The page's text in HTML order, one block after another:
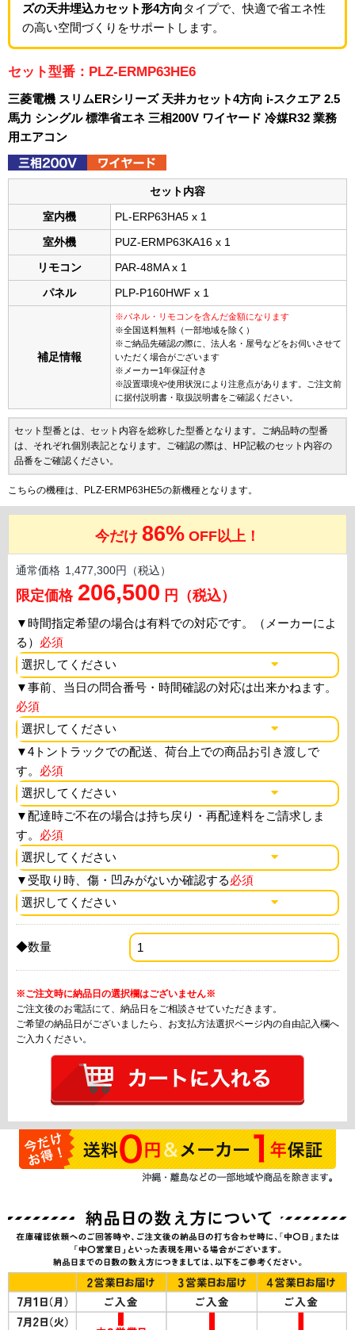
ズの天井埋込カセット形4方向タイプで、快適で省エネ性
の高い空間づくりをサポートします。
セット型番：PLZ-ERMP63HE6
三菱電機 スリムERシリーズ 天井カセット4方向 i-スクエア 2.5
馬力 シングル 標準省エネ 三相200V ワイヤード 冷媒R32 業務
用エアコン
セット内容
室内機 PL-ERP63HA5 x 1
室外機 PUZ-ERMP63KA16 x 1
リモコン PAR-48MA x 1
パネル PLP-P160HWF x 1
補足情報
※パネル・リモコンを含んだ金額になります
※全国送料無料（一部地域を除く）
※ご納品先確認の際に、法人名・屋号などをお伺いさせて
いただく場合がございます
※メーカー1年保証付き
※設置環境や使用状況により注意点があります。ご注文前
に据付説明書・取扱説明書をご確認ください。
セット型番とは、セット内容を総称した型番となります。ご納品時の型番
は、それぞれ個別表記となります。ご確認の際は、HP記載のセット内容の
品番をご確認ください。
こちらの機種は、PLZ-ERMP63HE5の新機種となります。
今だけ 86% OFF以上！
通常価格 1,477,300円（税込）
限定価格 206,500 円（税込）
▼時間指定希望の場合は有料での対応です。（メーカーによ
る） 必須
▼事前、当日の問合番号・時間確認の対応は出来かねます。
必須
▼4トントラックでの配送、荷台上での商品お引き渡しで
す。 必須
▼配達時ご不在の場合は持ち戻り・再配達料をご請求しま
す。 必須
▼ 受取り時、傷・凹みがないか確認する必須
◆数量
※ご注文時に納品日の選択欄はございません※
ご注文後のお電話にて、納品日をご相談させていただきます。
ご希望の納品日がございましたら、お支払方法選択ページ内の自由記入欄へ
ご入力ください。